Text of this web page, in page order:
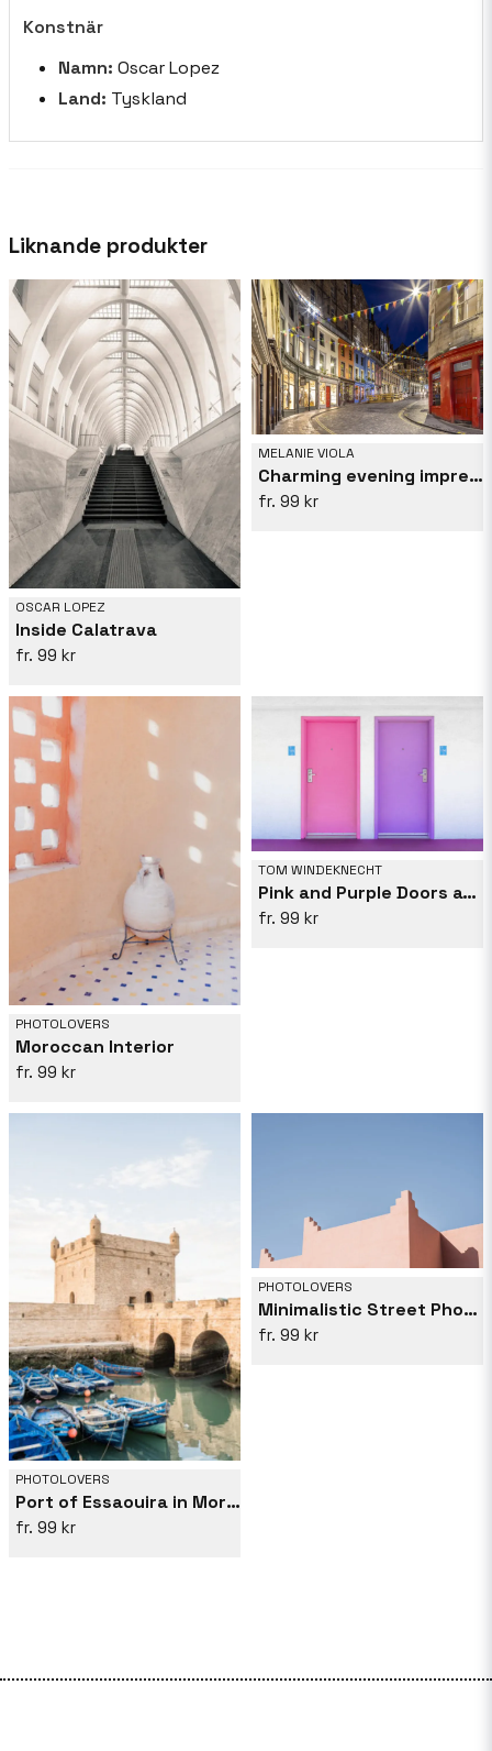
Konstnär
Namn: Oscar Lopez
Land: Tyskland
Liknande produkter
OSCAR LOPEZ
Inside Calatrava
99 kr
MELANIE VIOLA
Charming evening impression at West Bow, Victoria Street
99 kr
PHOTOLOVERS
Moroccan Interior
99 kr
TOM WINDEKNECHT
Pink and Purple Doors at the Saguaro
99 kr
PHOTOLOVERS
Port of Essaouira in Morocco
99 kr
PHOTOLOVERS
Minimalistic Street Photography In Morocco
99 kr